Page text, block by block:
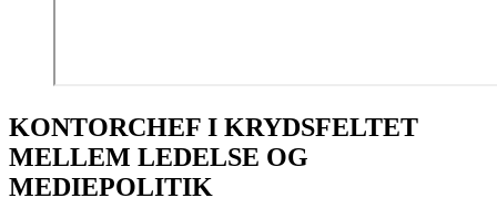
KONTORCHEF I KRYDSFELTET
MELLEM LEDELSE OG
MEDIEPOLITIK